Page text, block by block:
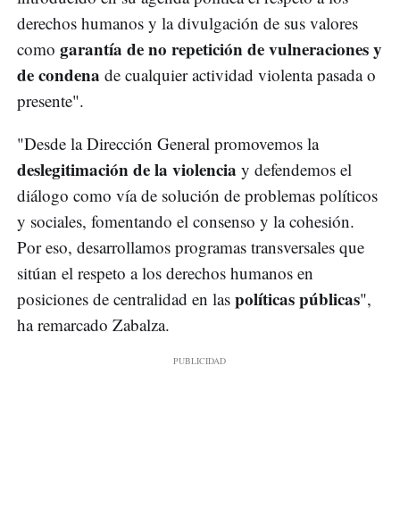
derechos humanos y la divulgación de sus valores
como garantía de no repetición de vulneraciones y
de condena de cualquier actividad violenta pasada o
presente".
"Desde la Dirección General promovemos la
deslegitimación de la violencia y defendemos el
diálogo como vía de solución de problemas políticos
y sociales, fomentando el consenso y la cohesión.
Por eso, desarrollamos programas transversales que
sitúan el respeto a los derechos humanos en
posiciones de centralidad en las políticas públicas",
ha remarcado Zabalza.